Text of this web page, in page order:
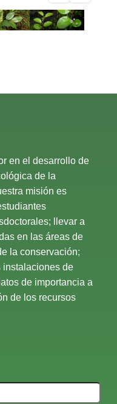
en el desarrollo de
de la
misión es
llevar a
en las áreas de
la conservación;
instalaciones de
de importancia a
de los recursos